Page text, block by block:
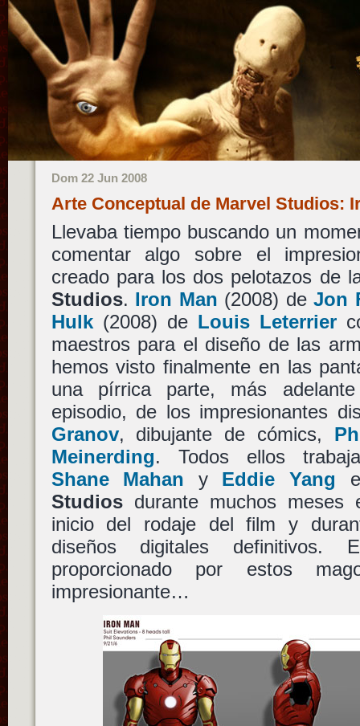
Dom 22 Jun 2008
Arte Conceptual de Marvel Studios:
Llevaba tiempo buscando un
comentar algo sobre el
creado para los dos pelotazos de
Studios. Iron Man (2008) deJon
Hulk(2008) de Louis Leterrier
maestros para el diseño de las
hemos visto finalmente en las
una pírrica parte, más
episodio, de los impresionantes
Granov, dibujante de cómics,
Meinerding. Todos ellos
Shane Mahan y Eddie Yang
Studiosdurante muchos meses
inicio del rodaje del film y
diseños digitales definitivos.
proporcionado por estos
impresionante…